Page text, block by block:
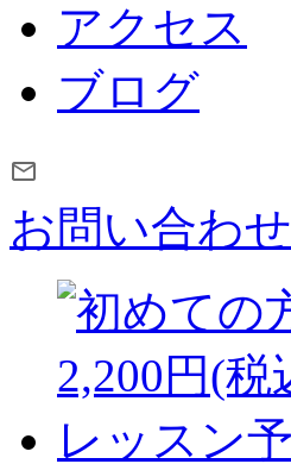
アクセス
ブログ
お問い合わせ